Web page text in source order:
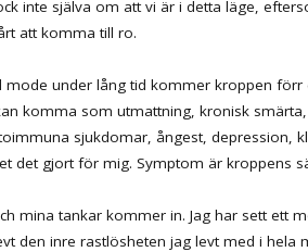
inte själva om att vi är i detta läge,
att komma till ro.
mode under lång tid kommer kroppen
komma som utmattning, kronisk
sjukdomar, ångest, depression,
det gjort för mig. Symptom är kroppens
mina tankar kommer in. Jag har sett ett
den inre rastlösheten jag levt med i hela